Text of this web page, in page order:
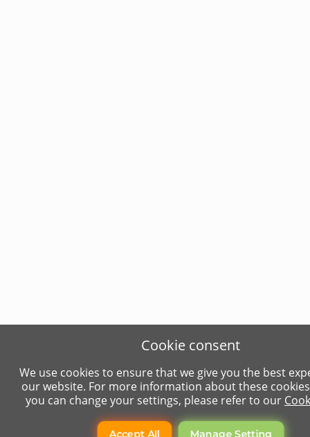
Cookie consent
We use cookies to ensure that we give you the best
our website. For more information about these
you can change your settings, please refer to our
Accept All Manage Setting